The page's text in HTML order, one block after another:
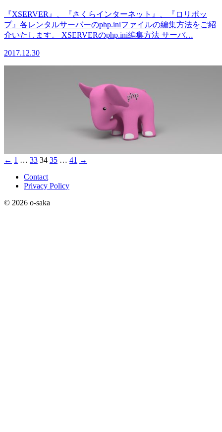
『XSERVER』、『さくらインターネット』、『ロリポッ
プ』各レンタルサーバーのphp.iniファイルの編集方法をご紹
介いたします。 XSERVERのphp.ini編集方法 サーバ…
2017.12.30
← 1 … 33 34 35 … 41 →
Contact
Privacy Policy
© 2026 o-saka